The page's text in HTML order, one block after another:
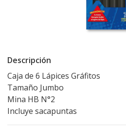
Descripción
Caja de 6 Lápices Gráfitos
Tamaño Jumbo
Mina HB N°2
Incluye sacapuntas